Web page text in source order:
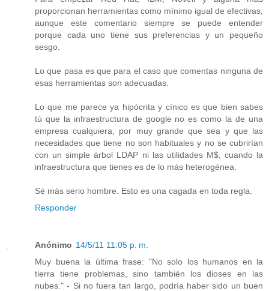
proporcionan herramientas como mínimo igual de efectivas,
aunque este comentario siempre se puede entender
porque cada uno tiene sus preferencias y un pequeño
sesgo.
Lo que pasa es que para el caso que comentas ninguna de
esas herramientas son adecuadas.
Lo que me parece ya hipócrita y cínico es que bien sabes
tú que la infraestructura de google no es como la de una
empresa cualquiera, por muy grande que sea y que las
necesidades que tiene no son habituales y no se cubrirían
con un simple árbol LDAP ni las utilidades M$, cuando la
infraestructura que tienes es de lo más heterogénea.
Sé más serio hombre. Esto es una cagada en toda regla.
Responder
Anónimo 14/5/11 11:05 p. m.
Muy buena la última frase: "No solo los humanos en la
tierra tiene problemas, sino también los dioses en las
nubes." - Si no fuera tan largo, podría haber sido un buen